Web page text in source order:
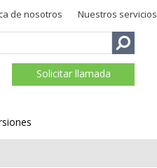
de nosotros Nuestros servicios
Solicitar llamada